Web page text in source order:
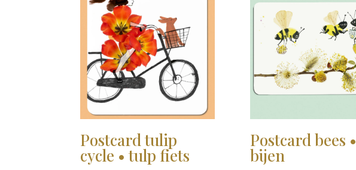
Postcard tulip
cycle • tulp fiets
Postcard bees •
bijen